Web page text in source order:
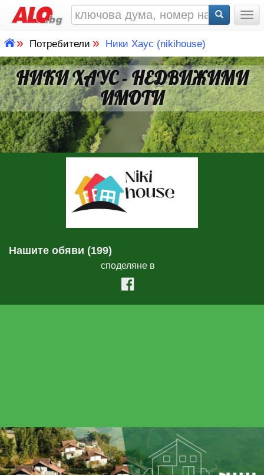
» Потребители» Ники Хаус (nikihouse)
НИКИ ХАУС - НЕДВИЖИМИ
ИМОТИ
Нашите обяви (199)
споделяне в